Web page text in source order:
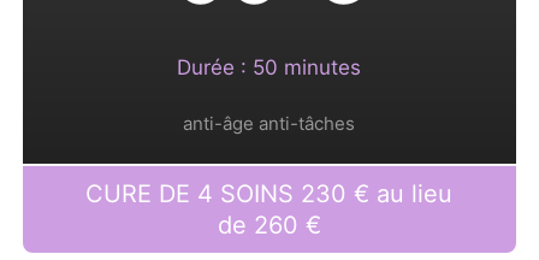
Durée : 50 minutes
anti-âge anti-tâches
CURE DE 4 SOINS 230 € au lieu
de 260 €